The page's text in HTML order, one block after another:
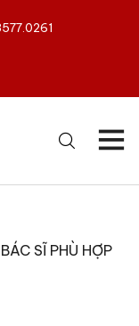
SĨ PHÙ HỢP